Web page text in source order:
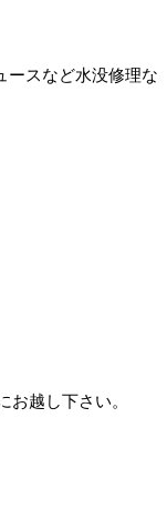
ースなど水没修理な
越し下さい。